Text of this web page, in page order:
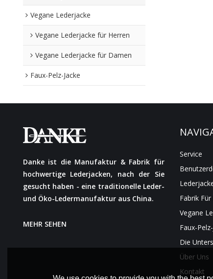
Vegane Lederjacke
Vegane Lederjacke für Herren
Vegane Lederjacke für Damen
Faux-Pelz-Jacke
Danke ist die Manufaktur & Fabrik für
hochwertige Lederjacken, nach der Sie
gesucht haben - eine traditionelle Leder-
und Öko-Ledermanufaktur aus China.
MEHR SEHEN
Service
Fabrik
Vegane
Faux-
Die
Über Uns
Kontakt